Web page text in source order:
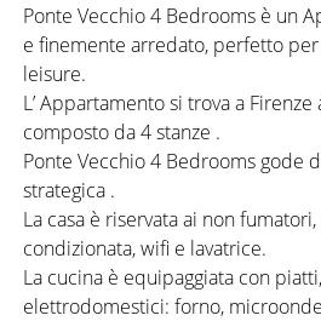
Ponte Vecchio 4 Bedrooms è un
e finemente arredato, perfetto
leisure.
L’ Appartamento si trova a
composto da 4 stanze .
Ponte Vecchio 4 Bedrooms gode
strategica .
La casa è riservata ai non
condizionata, wifi e lavatrice.
La cucina è equipaggiata con
elettrodomestici: forno,